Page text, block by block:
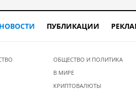
НОВОСТИ ПУБЛИКАЦИИ
ОБЩЕСТВО И ПОЛИТИКА
В МИРЕ
КРИПТОВАЛЮТЫ